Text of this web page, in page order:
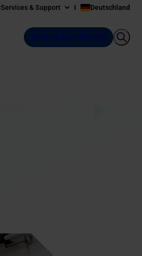
Services & Support Deutschland
Vertrieb kontaktieren